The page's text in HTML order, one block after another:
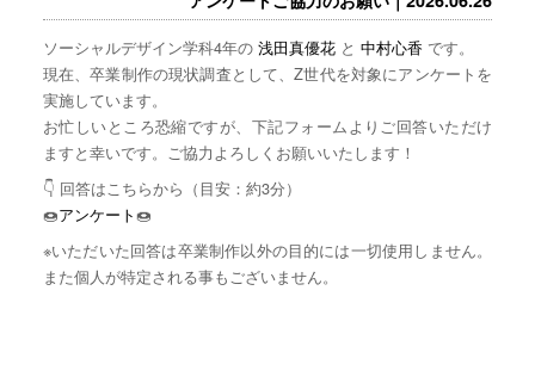
ソーシャルデザイン学科4年の 浅田真優花と 中村心香 です。
現在、卒業制作の現状調査として、Z世代を対象にアンケートを
実施しています。
お忙しいところ恐縮ですが、下記フォームよりご回答いただけ
ますと幸いです。ご協力よろしくお願いいたします！
👇 回答はこちらから（目安：約3分）
🍩アンケート🍩
※いただいた回答は卒業制作以外の目的には一切使用しません。
また個人が特定される事もございません。